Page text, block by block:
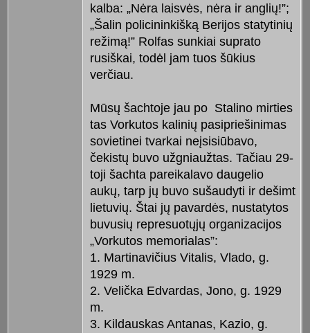
kalba: „Nėra laisvės, nėra ir anglių!”;
„Šalin policininkišką Berijos statytinių
režimą!” Rolfas sunkiai suprato
rusiškai, todėl jam tuos šūkius
verčiau.
Mūsų šachtoje jau po Stalino mirties
tas Vorkutos kalinių pasipriešinimas
sovietinei tvarkai neįsisiūbavo,
čekistų buvo užgniaužtas. Tačiau 29-
toji šachta pareikalavo daugelio
aukų, tarp jų buvo sušaudyti ir dešimt
lietuvių. Štai jų pavardės, nustatytos
buvusių represuotųjų organizacijos
„Vorkutos memorialas”:
1. Martinavičius Vitalis, Vlado, g.
1929 m.
2. Velička Edvardas, Jono, g. 1929
m.
3. Kildauskas Antanas, Kazio, g.